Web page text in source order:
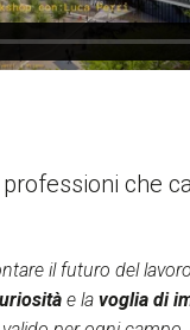
che
il futuro del
e la voglia di